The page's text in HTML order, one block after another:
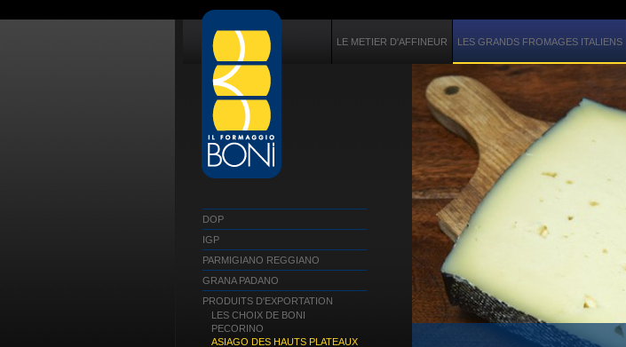
LE METIER D'AFFINEUR LES GRANDS FROMAGES ITALIENS
DOP
IGP
PARMIGIANO REGGIANO
GRANA PADANO
PRODUITS D'EXPORTATION
LES CHOIX DE BONI
PECORINO
ASIAGO DES HAUTS PLATEAUX